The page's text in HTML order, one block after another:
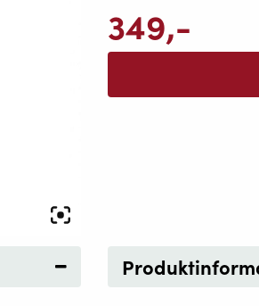
349,-